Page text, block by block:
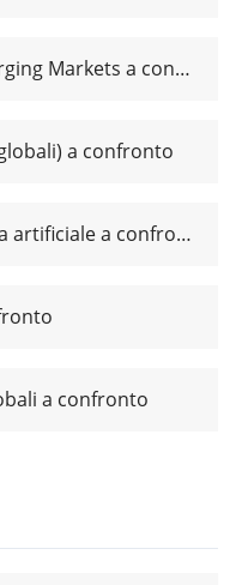
ETF sull'MSCI Emerging Markets a confronto
a confronto
ETF sull’intelligenza artificiale a confronto
a confronto